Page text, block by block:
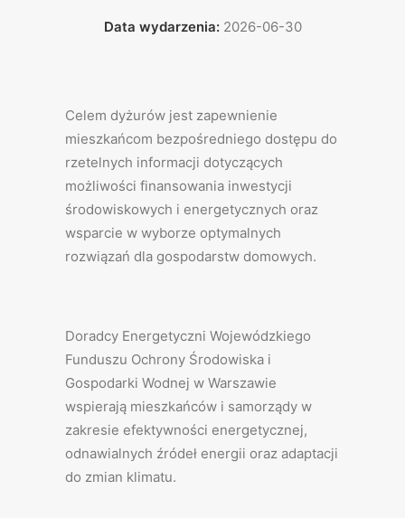
Data wydarzenia:2026-06-30
Celem dyżurów jest zapewnienie
mieszkańcom bezpośredniego dostępu do
rzetelnych informacji dotyczących
możliwości finansowania inwestycji
środowiskowych i energetycznych oraz
wsparcie w wyborze optymalnych
rozwiązań dla gospodarstw domowych.
Doradcy Energetyczni Wojewódzkiego
Funduszu Ochrony Środowiska i
Gospodarki Wodnej w Warszawie
wspierają mieszkańców i samorządy w
zakresie efektywności energetycznej,
odnawialnych źródeł energii oraz adaptacji
do zmian klimatu.